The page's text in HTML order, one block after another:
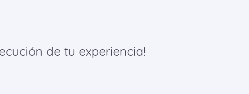
de tu experiencia!